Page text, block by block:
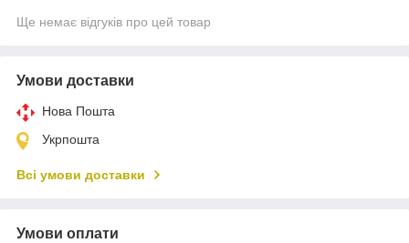
Ще немає відгуків про цей товар
Умови доставки
Нова Пошта
Укрпошта
Всі умови доставки
Умови оплати